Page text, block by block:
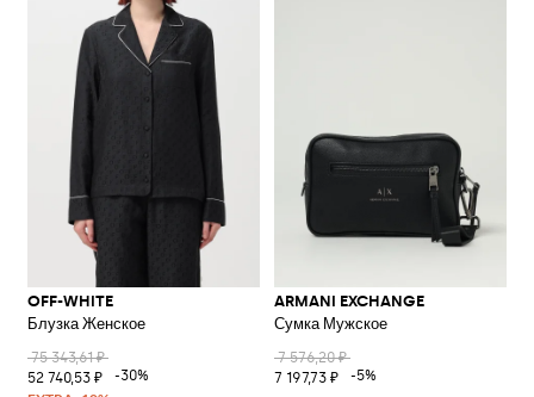
OFF-WHITE
Блузка Женское
75 343,61 ₽
52 740,53 ₽
-30%
ARMANI EXCHANGE
Сумка Мужское
7 576,20 ₽
7 197,73 ₽
-5%